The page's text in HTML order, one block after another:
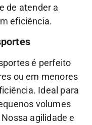
de atender a
eficiência.
é perfeito
ou em menores
Ideal para
volumes
Nossa agilidade e